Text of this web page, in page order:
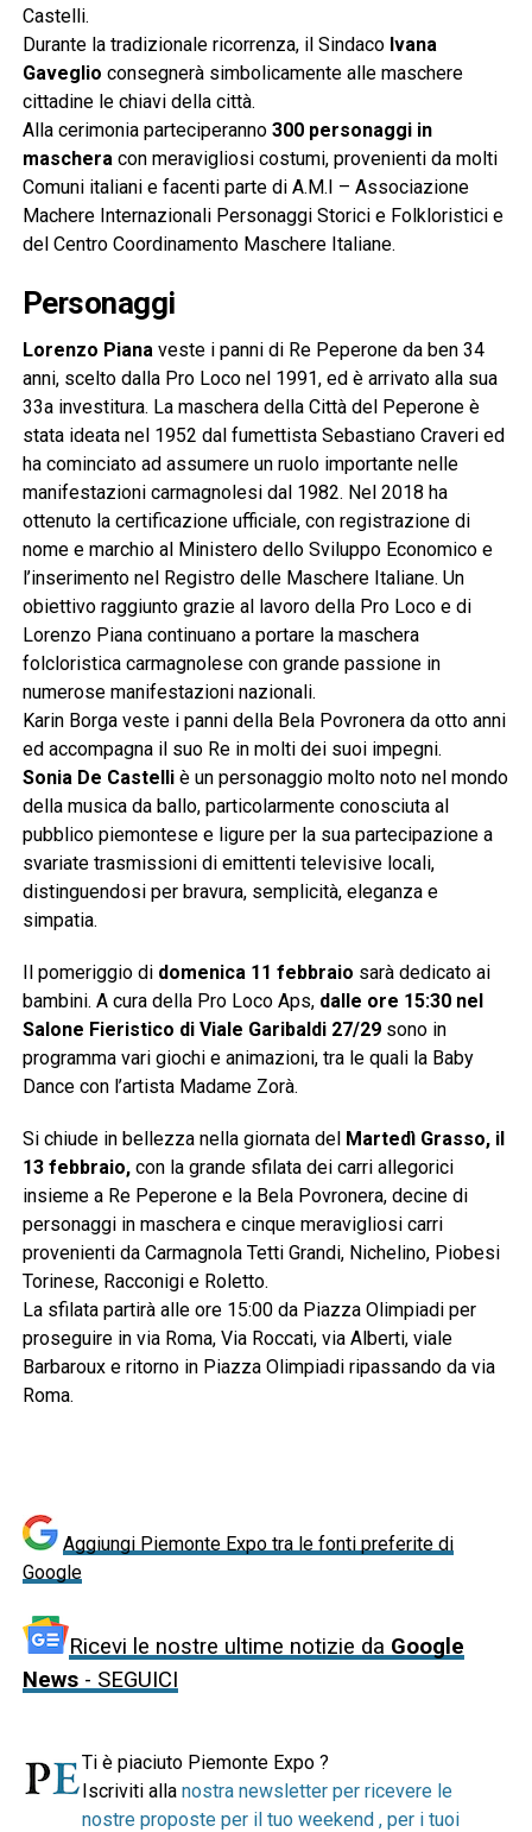
Castelli.
Durante la tradizionale ricorrenza, il Sindaco Ivana
Gaveglio consegnerà simbolicamente alle maschere
cittadine le chiavi della città.
Alla cerimonia parteciperanno 300 personaggi in
mascheracon meravigliosi costumi, provenienti da molti
Comuni italiani e facenti parte di A.M.I – Associazione
Machere Internazionali Personaggi Storici e Folkloristici e
del Centro Coordinamento Maschere Italiane.
Personaggi
Lorenzo Pianaveste i panni di Re Peperone da ben 34
anni, scelto dalla Pro Loco nel 1991, ed è arrivato alla sua
33a investitura. La maschera della Città del Peperone è
stata ideata nel 1952 dal fumettista Sebastiano Craveri ed
ha cominciato ad assumere un ruolo importante nelle
manifestazioni carmagnolesi dal 1982. Nel 2018 ha
ottenuto la certificazione ufficiale, con registrazione di
nome e marchio al Ministero dello Sviluppo Economico e
l’inserimento nel Registro delle Maschere Italiane. Un
obiettivo raggiunto grazie al lavoro della Pro Loco e di
Lorenzo Piana continuano a portare la maschera
folcloristica carmagnolese con grande passione in
numerose manifestazioni nazionali.
Karin Borga veste i panni della Bela Povronera da otto anni
ed accompagna il suo Re in molti dei suoi impegni.
Sonia De Castelliè un personaggio molto noto nel mondo
della musica da ballo, particolarmente conosciuta al
pubblico piemontese e ligure per la sua partecipazione a
svariate trasmissioni di emittenti televisive locali,
distinguendosi per bravura, semplicità, eleganza e
simpatia.
Il pomeriggio di domenica 11 febbraio sarà dedicato ai
bambini. A cura della Pro Loco Aps, dalle ore 15:30 nel
Salone Fieristico di Viale Garibaldi 27/29sono in
programma vari giochi e animazioni, tra le quali la Baby
Dance con l’artista Madame Zorà.
Si chiude in bellezza nella giornata del Martedì Grasso, il
13 febbraio,con la grande sfilata dei carri allegorici
insieme a Re Peperone e la Bela Povronera, decine di
personaggi in maschera e cinque meravigliosi carri
provenienti da Carmagnola Tetti Grandi, Nichelino, Piobesi
Torinese, Racconigi e Roletto.
La sfilata partirà alle ore 15:00 da Piazza Olimpiadi per
proseguire in via Roma, Via Roccati, via Alberti, viale
Barbaroux e ritorno in Piazza Olimpiadi ripassando da via
Roma.
Aggiungi Piemonte Expo tra le fonti preferite di
Google
Ricevi le nostre ultime notizie da Google
News- SEGUICI
Ti è piaciuto Piemonte Expo ?
Iscriviti alla nostra newsletter per ricevere le
nostre proposte per il tuo weekend , per i tuoi